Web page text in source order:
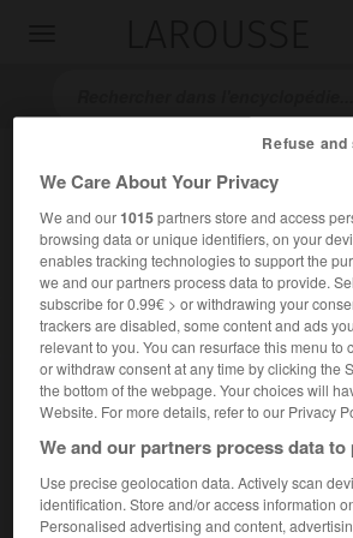
Accueil>Encyclopédie [litterature]>
Sossioura
Volodymyr
Sossioura
Cet article est extrait de l'ouvrage
mondial des littératures ».
Refuse
We Care About Your Privacy
We and our1015partners store and access
browsing data or unique identifiers, on your
enables tracking technologies to support the
we and our partners process data to provide.
subscribe for 0.99€ > or withdrawing your
trackers are disabled, some content and ads
relevant to you. You can resurface this menu to
or withdraw consent at any time by clicking the
the bottom of the webpage. Your choices will
Website. For more details, refer to our Privacy
We and our partners process data to
Use precise geolocation data. Actively scan
identification. Store and/or access information
Personalised advertising and content,